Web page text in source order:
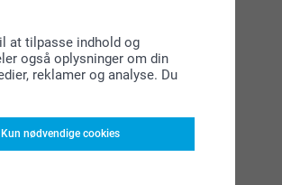
at tilpasse indhold og
også oplysninger om din
reklamer og analyse. Du
Kun nødvendige cookies